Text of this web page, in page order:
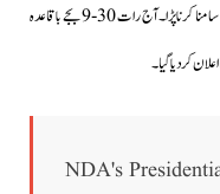
پروگریسو الائنس (یو پی اے)کے امیدوار یشونت سنہا کو شکست کا سامنا کرنا پڑا۔آج رات 30-9 بجے باقاعدہ
کردیا گیا۔
NDA's